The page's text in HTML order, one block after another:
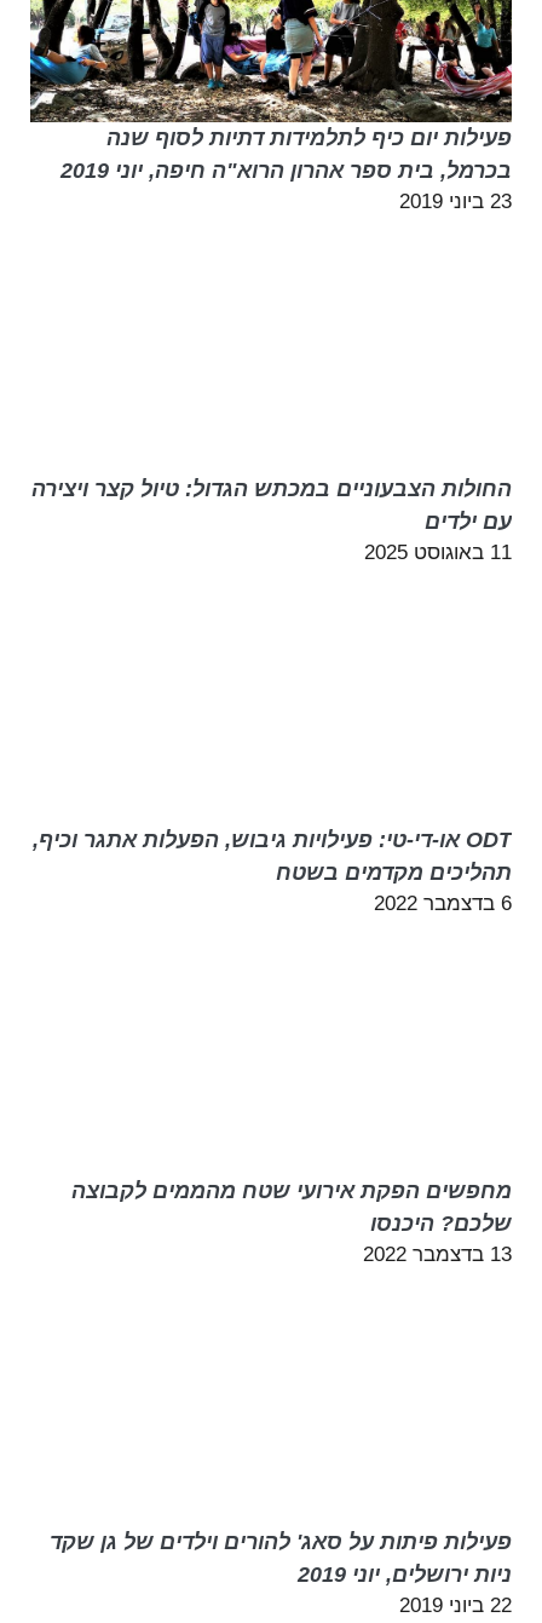
פעילות יום כיף לתלמידות דתיות לסוף שנה
בכרמל, בית ספר אהרון הרוא"ה חיפה, יוני 2019
23 ביוני 2019
החולות הצבעוניים במכתש הגדול: טיול קצר ויצירה
עם ילדים
11 באוגוסט 2025
ODT או-די-טי: פעילויות גיבוש, הפעלות אתגר וכיף,
תהליכים מקדמים בשטח
6 בדצמבר 2022
מחפשים הפקת אירועי שטח מהממים לקבוצה
שלכם? היכנסו
13 בדצמבר 2022
פעילות פיתות על סאג' להורים וילדים של גן שקד
ניות ירושלים, יוני 2019
22 ביוני 2019